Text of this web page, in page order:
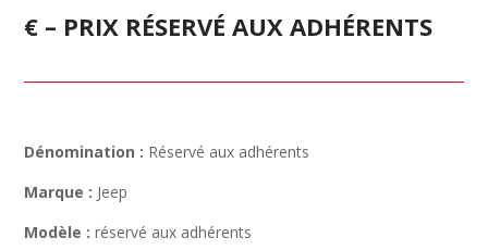
€ – PRIX RÉSERVÉ AUX ADHÉRENTS
Dénomination : Réservé aux adhérents
Marque : Jeep
Modèle : réservé aux adhérents